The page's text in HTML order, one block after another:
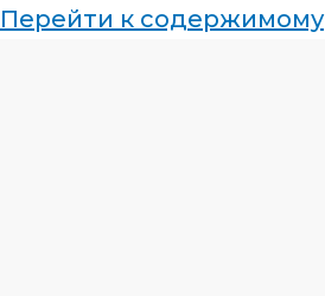
Перейти к содержимому